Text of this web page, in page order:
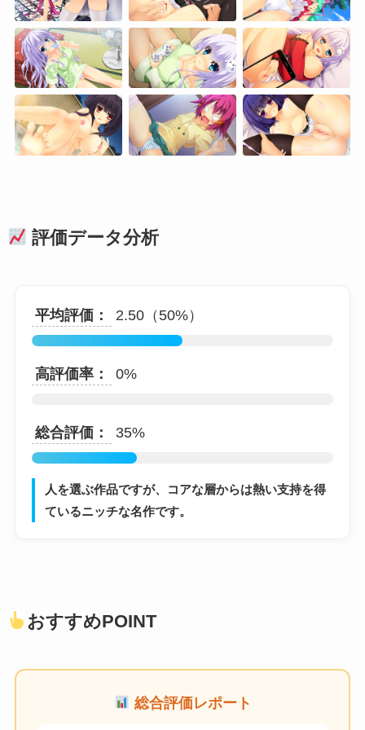
評価データ分析
平均評価： 2.50（50%）
高評価率： 0%
総合評価： 35%
人を選ぶ作品ですが、コアな層からは熱い支持を得
ているニッチな名作です。
おすすめPOINT
総合評価レポート